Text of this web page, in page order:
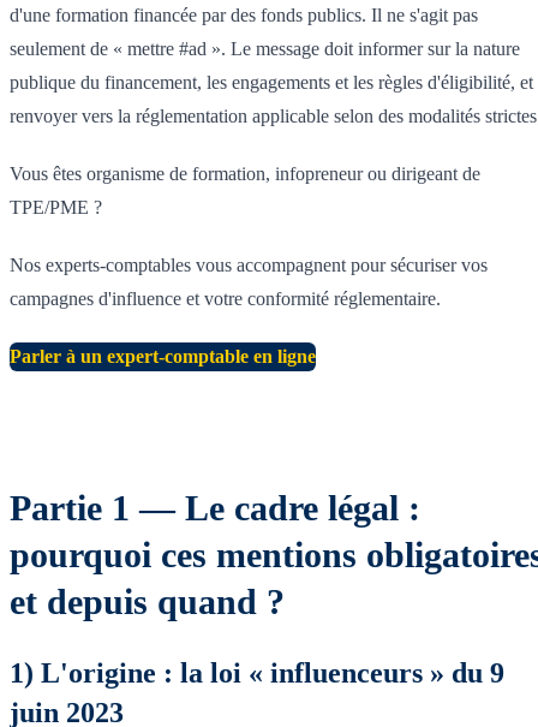
d'une formation financée par des fonds publics. Il ne s'agit pas
seulement de « mettre #ad ». Le message doit informer sur la nature
publique du financement, les engagements et les règles d'éligibilité, et
renvoyer vers la réglementation applicable selon des modalités
Vous êtes organisme de formation, infopreneur ou dirigeant de
TPE/PME ?
Nos experts-comptables vous accompagnent pour sécuriser vos
campagnes d'influence et votre conformité réglementaire.
Parler à un expert-comptable en ligne
Partie 1 — Le cadre légal :
pourquoi ces mentions
et depuis quand ?
1) L'origine : la loi « influenceurs » du 9
juin 2023